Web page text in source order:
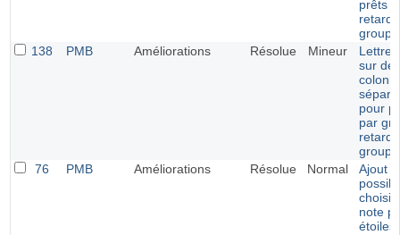
prêts
groupe
138
PMB Améliorations Résolue Mineur
Lettre
sur
pour
par
groupe
76
PMB Améliorations Résolue Normal
Ajout
choisir
note
étoiles